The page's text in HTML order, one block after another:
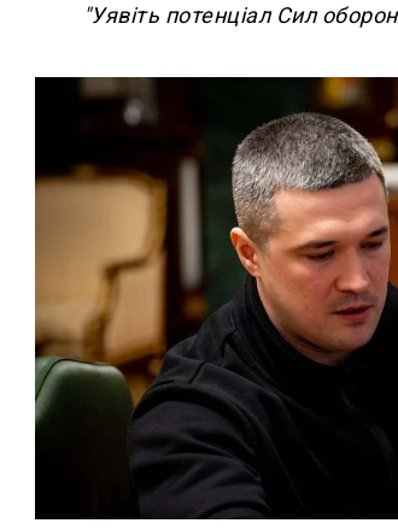
"Уявіть потенціал Сил